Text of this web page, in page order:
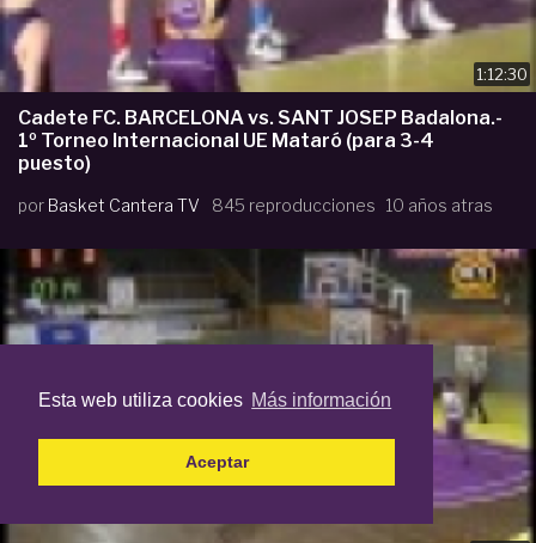
Esta web utiliza cookies Más información
Aceptar
1:12:30
Cadete FC. BARCELONA vs. SANT JOSEP Badalona.-
1º Torneo Internacional UE Mataró (para 3-4
puesto)
por Basket Cantera TV 845 reproducciones 10 años atras